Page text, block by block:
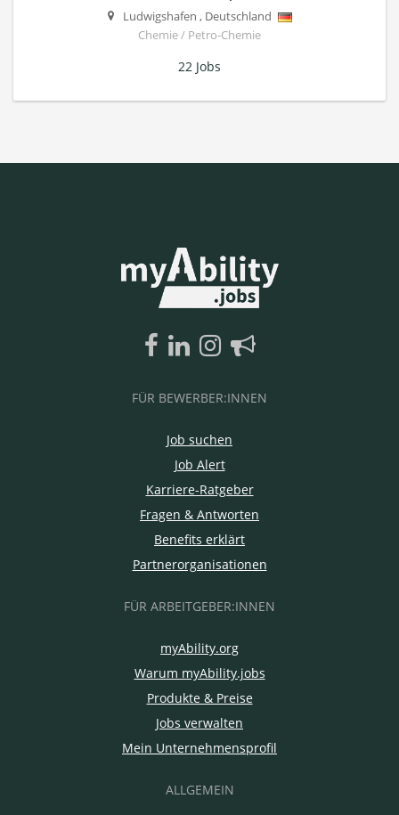
Ludwigshafen , Deutschland
Chemie / Petro-Chemie
22 Jobs
FÜR BEWERBER:INNEN
Job suchen
Job Alert
Karriere-Ratgeber
Fragen & Antworten
Benefits erklärt
Partnerorganisationen
FÜR ARBEITGEBER:INNEN
myAbility.org
Warum myAbility.jobs
Produkte & Preise
Jobs verwalten
Mein Unternehmensprofil
ALLGEMEIN